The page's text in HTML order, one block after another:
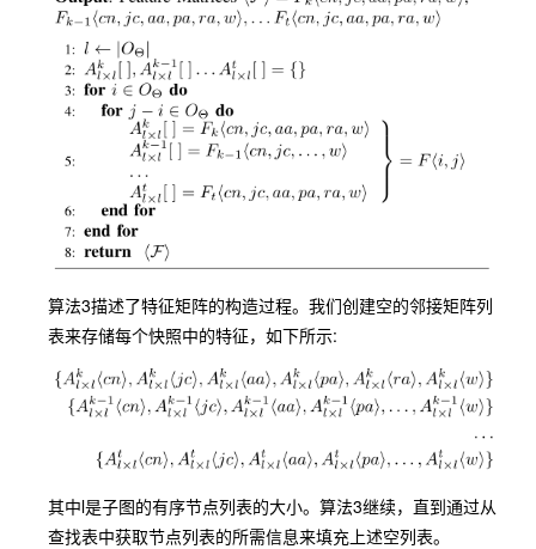
算法3描述了特征矩阵的构造过程。我们创建空的邻接矩阵列
表来存储每个快照中的特征，如下所示:
其中l是子图的有序节点列表的大小。算法3继续，直到通过从
查找表中获取节点列表的所需信息来填充上述空列表。